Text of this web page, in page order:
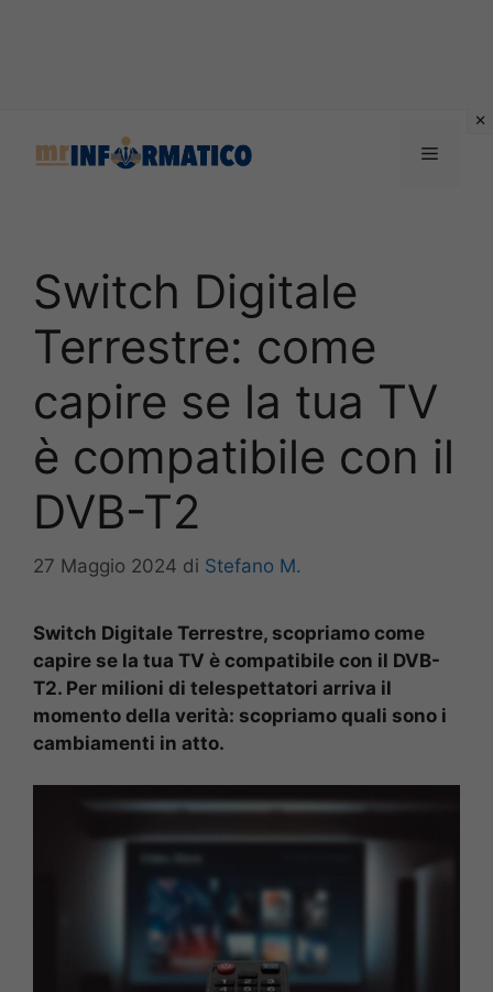
Menu
Switch Digitale
Terrestre: come
capire se la tua TV
è compatibile con il
DVB-T2
27 Maggio 2024 di Stefano M.
Switch Digitale Terrestre, scopriamo come
capire se la tua TV è compatibile con il DVB-
T2. Per milioni di telespettatori arriva il
momento della verità: scopriamo quali sono i
cambiamenti in atto.